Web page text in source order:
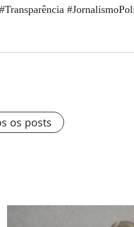
os posts